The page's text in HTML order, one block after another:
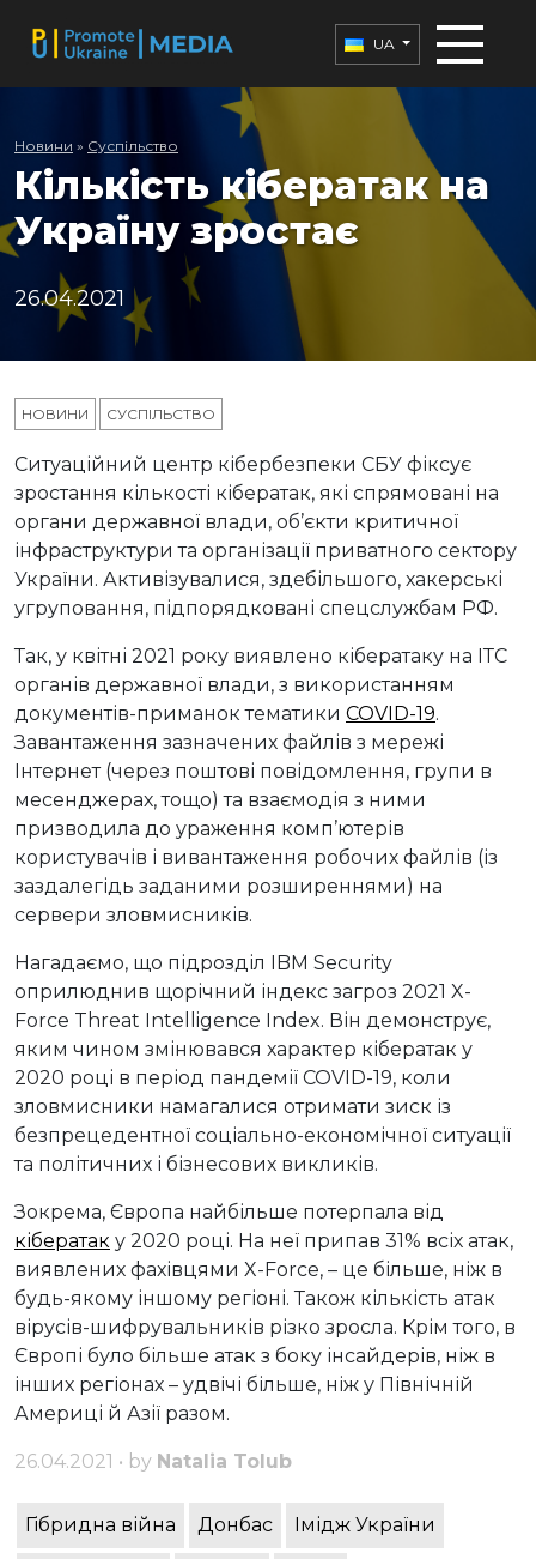
UA
Новини » Суспільство
Кількість кібератак на
Україну зростає
26.04.2021
НОВИНИ СУСПІЛЬСТВО
Ситуаційний центр кібербезпеки СБУ фіксує
зростання кількості кібератак, які спрямовані на
органи державної влади, об’єкти критичної
інфраструктури та організації приватного сектору
України. Активізувалися, здебільшого, хакерські
угруповання, підпорядковані спецслужбам РФ.
Так, у квітні 2021 року виявлено кібератаку на ІТС
органів державної влади, з використанням
документів-приманок тематики COVID-19.
Завантаження зазначених файлів з мережі
Інтернет (через поштові повідомлення, групи в
месенджерах, тощо) та взаємодія з ними
призводила до ураження комп’ютерів
користувачів і вивантаження робочих файлів (із
заздалегідь заданими розширеннями) на
сервери зловмисників.
Нагадаємо, що підрозділ IBM Security
оприлюднив щорічний індекс загроз 2021 X-
Force Threat Intelligence Index. Він демонструє,
яким чином змінювався характер кібератак у
2020 році в період пандемії COVID-19, коли
зловмисники намагалися отримати зиск із
безпрецедентної соціально-економічної ситуації
та політичних і бізнесових викликів.
Зокрема, Європа найбільше потерпала від
кібератак у 2020 році. На неї припав 31% всіх атак,
виявлених фахівцями X-Force, – це більше, ніж в
будь-якому іншому регіоні. Також кількість атак
вірусів-шифрувальників різко зросла. Крім того, в
Європі було більше атак з боку інсайдерів, ніж в
інших регіонах – удвічі більше, ніж у Північній
Америці й Азії разом.
26.04.2021 • by Natalia Tolub
Гібридна війна Донбас Імідж України